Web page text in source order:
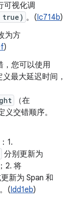
可视化调
true) 。(Ic714b)
为方
)
，您可以使用
义最大延迟时间，
（在
义交错顺序。
1.
分别更新为
；2. 将
新为 Span 和
(Idd1eb)